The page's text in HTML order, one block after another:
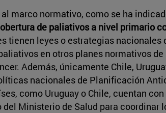
marco normativo, como se ha
de paliativos a nivel primario
tienen leyes o estrategias nacionales
en otros planes normativos de
Además, únicamente Chile,
nacionales de Planificación
como Uruguay o Chile, cuentan con
del Ministerio de Salud para coordinar